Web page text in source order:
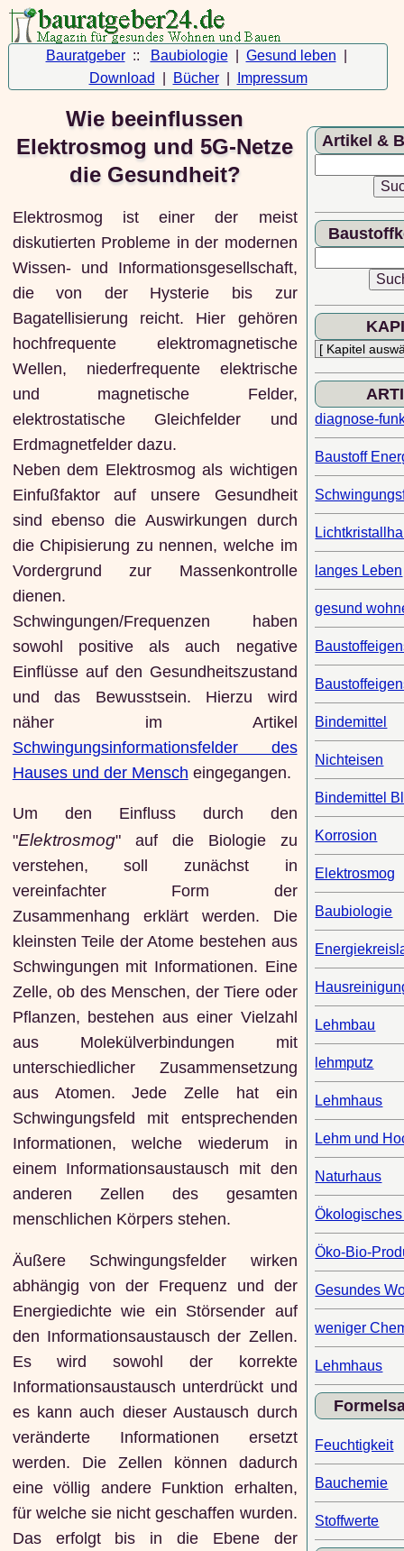
Bauratgeber:: Baubiologie| Gesund leben
Download
Bücher| Impressum
Wie beeinflussen
Elektrosmog und 5G-Netze
die Gesundheit?
Elektrosmog ist einer der meist
diskutierten Probleme in der modernen
Wissen- und Informationsgesellschaft,
die von der Hysterie bis zur
Bagatellisierung reicht. Hier gehören
hochfrequente elektromagnetische
Wellen, niederfrequente elektrische
und magnetische Felder,
elektrostatische Gleichfelder und
Erdmagnetfelder dazu.
Neben dem Elektrosmog als wichtigen
Einfußfaktor auf unsere Gesundheit
sind ebenso die Auswirkungen durch
die Chipisierung zu nennen, welche im
Vordergrund zur Massenkontrolle
dienen.
Schwingungen/Frequenzen haben
sowohl positive als auch negative
Einflüsse auf den Gesundheitszustand
und das Bewusstsein. Hierzu wird
näher im Artikel
Schwingungsinformationsfelder des
Hauses und der Mensch eingegangen.
Um den Einfluss durch den
"Elektrosmog" auf die Biologie zu
verstehen, soll zunächst in
vereinfachter Form der
Zusammenhang erklärt werden. Die
kleinsten Teile der Atome bestehen aus
Schwingungen mit Informationen. Eine
Zelle, ob des Menschen, der Tiere oder
Pflanzen, bestehen aus einer Vielzahl
aus Molekülverbindungen mit
unterschiedlicher Zusammensetzung
aus Atomen. Jede Zelle hat ein
Schwingungsfeld mit entsprechenden
Informationen, welche wiederum in
einem Informationsaustausch mit den
anderen Zellen des gesamten
menschlichen Körpers stehen.
Äußere Schwingungsfelder wirken
abhängig von der Frequenz und der
Energiedichte wie ein Störsender auf
den Informationsaustausch der Zellen.
Es wird sowohl der korrekte
Informationsaustausch unterdrückt und
es kann auch dieser Austausch durch
veränderte Informationen ersetzt
werden. Die Zellen können dadurch
eine völlig andere Funktion erhalten,
für welche sie nicht geschaffen wurden.
Das erfolgt bis in die Ebene der
Artikel &
diagnose-
Baustoff
langes Leben
gesund
Bindemittel
Nichteisen
Bindemittel
Korrosion
Elektrosmog
Baubiologie
Lehmbau
lehmputz
Lehmhaus
Lehm und
Naturhaus
Öko-Bio-
Gesundes
weniger
Lehmhaus
Feuchtigkeit
Bauchemie
Stoffwerte